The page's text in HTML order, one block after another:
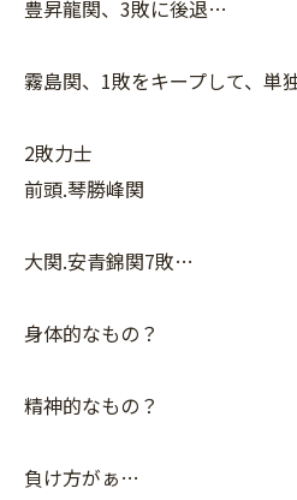
豊昇龍関、3敗に後退…
霧島関、1敗をキープして、単
2敗力士
前頭.琴勝峰関
大関.安青錦関7敗…
身体的なもの？
精神的なもの？
負け方がぁ…